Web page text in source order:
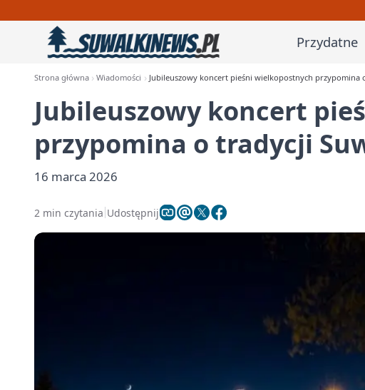
Przydatne
Strona główna Wiadomości Jubileuszowy koncert pieśni wielkopostnych przypomina
Jubileuszowy koncert
przypomina o tradycji
16 marca 2026
2 min czytania Udostępnij